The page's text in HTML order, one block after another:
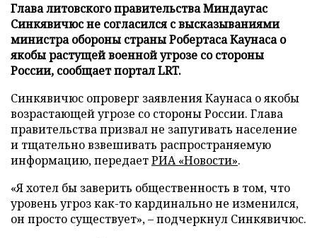
Глава литовского правительства Миндаугас
Синкявичюс не согласился с высказываниями
министра обороны страны Робертаса Каунаса о
якобы растущей военной угрозе со стороны
России, сообщает портал LRT.
Синкявичюс опроверг заявления Каунаса о якобы
возрастающей угрозе со стороны России. Глава
правительства призвал не запугивать население
и тщательно взвешивать распространяемую
информацию, передаетРИА «Новости».
«Я хотел бы заверить общественность в том, что
уровень угроз как-то кардинально не изменился,
он просто существует», – подчеркнул Синкявичюс.